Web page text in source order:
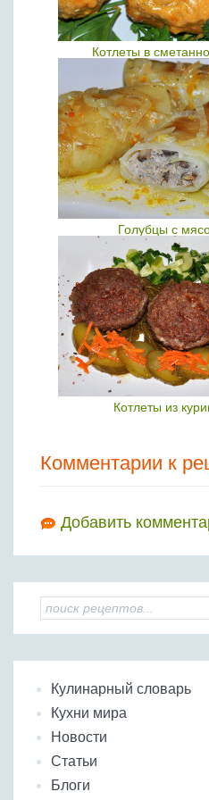
Котлеты в
Голубцы с
Котлеты из
Комментарии к
Добавить
Кулинарный словарь
Кухни мира
Новости
Статьи
Блоги